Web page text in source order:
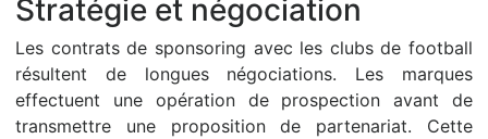
Stratégie et négociation
Les contrats de sponsoring avec les clubs de football
résultent de longues négociations. Les marques
effectuent une opération de prospection avant de
transmettre une proposition de partenariat. Cette